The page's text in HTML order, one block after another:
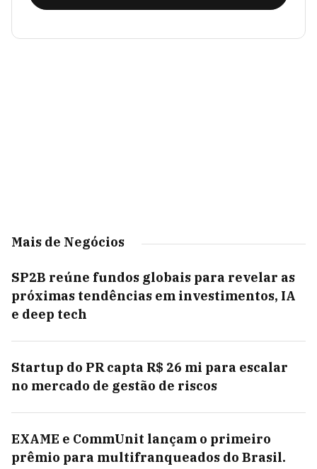
Mais de Negócios
SP2B reúne fundos globais para revelar as
próximas tendências em investimentos, IA
e deep tech
Startup do PR capta R$ 26 mi para escalar
no mercado de gestão de riscos
EXAME e CommUnit lançam o primeiro
prêmio para multifranqueados do Brasil.